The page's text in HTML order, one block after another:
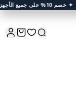
✦ خصم 10% على جميع الأجهزة الإلكترونية بكود